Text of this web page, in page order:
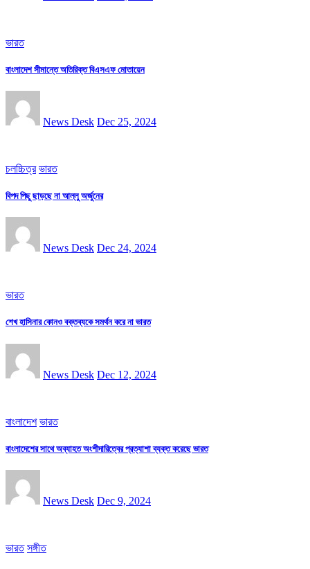
ভারত
বাংলাদেশ সীমান্তে অতিরিক্ত বিএসএফ মোতায়েন
News Desk Dec 25, 2024
চলচ্চিত্র ভারত
বিপদ পিছু ছাড়ছে না আল্লু অর্জুনের
News Desk Dec 24, 2024
ভারত
শেখ হাসিনার কোনও বক্তব্যকে সমর্থন করে না ভারত
News Desk Dec 12, 2024
বাংলাদেশ ভারত
বাংলাদেশের সাথে অব্যাহত অংশীদারিত্বের প্রত্যাশা ব্যক্ত করেছে ভারত
News Desk Dec 9, 2024
ভারত সঙ্গীত